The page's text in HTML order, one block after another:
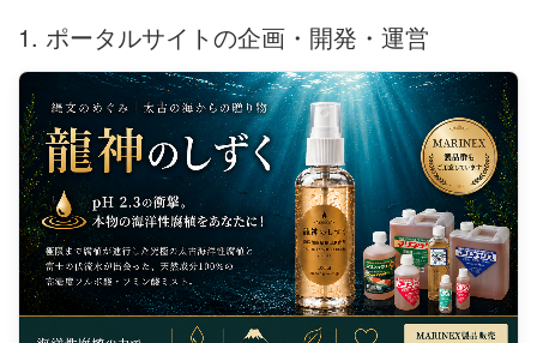
1. ポータルサイトの企画・開発・運営